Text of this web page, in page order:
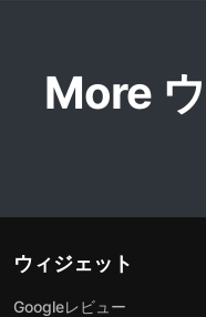
More
ウィジェット
Googleレビュー